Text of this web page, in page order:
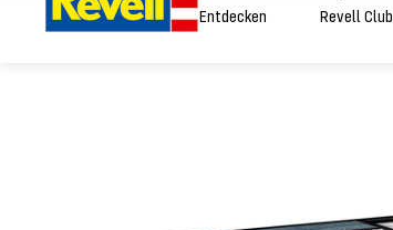
Entdecken
Revell Club